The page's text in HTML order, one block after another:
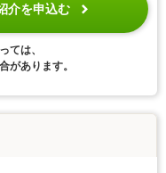
介を申込む
ては、
があります。